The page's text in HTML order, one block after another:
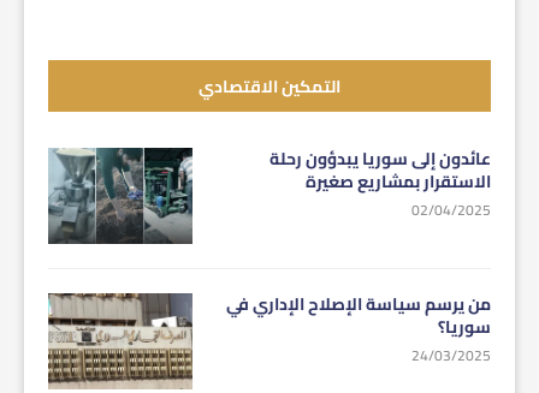
التمكين الاقتصادي
عائدون إلى سوريا يبدؤون رحلة
الاستقرار بمشاريع صغيرة
02/04/2025
من يرسم سياسة الإصلاح الإداري في
سوريا؟
24/03/2025